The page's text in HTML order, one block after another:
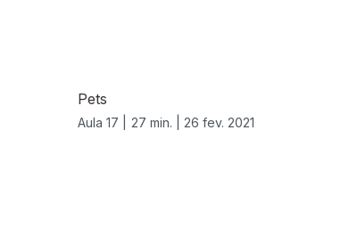
Pets
Aula 17 | 27 min. | 26 fev. 2021